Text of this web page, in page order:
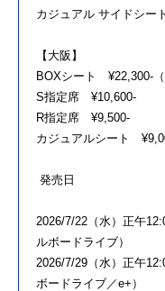
カジュアル サイドシー
【大阪】
BOXシート ¥22,300-（
S指定席 ¥10,600-
R指定席 ¥9,500-
カジュアルシート
発売日
2026/7/22（水）正午
ルボードライブ）
2026/7/29（水）正午
ボードライブ／e+）